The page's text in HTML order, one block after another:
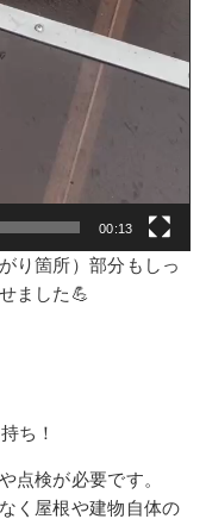
00:13
り箇所）部分もしっ
ました💪
ち！
点検が必要です。
く屋根や建物自体の